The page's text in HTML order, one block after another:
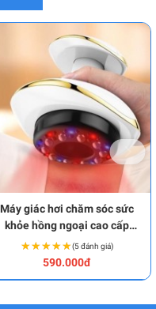
Máy giác hơi chăm sóc sức
khỏe hồng ngoại cao cấp
BA1869
★★★★★
★★★★★(5 đánh giá)
590.000đ